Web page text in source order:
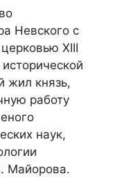
Невского с
XIII
жил князь,
работу
наук,
Майорова.